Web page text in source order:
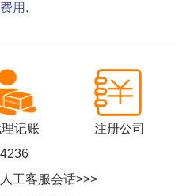
用,
记账 注册公司
工客服会话>>>